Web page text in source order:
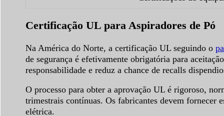
Certificação UL para Aspiradores de Pó
Na América do Norte, a certificação UL seguindo o
de segurança é efetivamente obrigatória para
responsabilidade e reduz a chance de recalls
O processo para obter a aprovação UL é rigoroso,
trimestrais contínuas. Os fabricantes devem fornecer
elétrica.